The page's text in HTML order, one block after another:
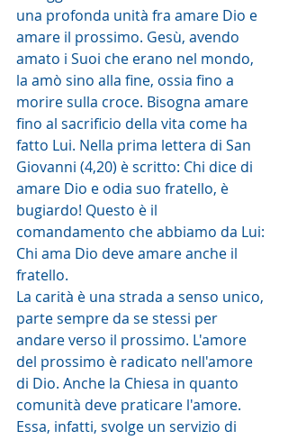
una profonda unità fra amare Dio e
amare il prossimo. Gesù, avendo
amato i Suoi che erano nel mondo,
la amò sino alla fine, ossia fino a
morire sulla croce. Bisogna amare
fino al sacrificio della vita come ha
fatto Lui. Nella prima lettera di San
Giovanni (4,20) è scritto: Chi dice di
amare Dio e odia suo fratello, è
bugiardo! Questo è il
comandamento che abbiamo da Lui:
Chi ama Dio deve amare anche il
fratello.
La carità è una strada a senso unico,
parte sempre da se stessi per
andare verso il prossimo. L'amore
del prossimo è radicato nell'amore
di Dio. Anche la Chiesa in quanto
comunità deve praticare l'amore.
Essa, infatti, svolge un servizio di